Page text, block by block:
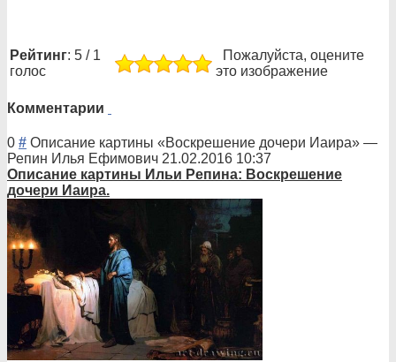
Рейтинг: 5 / 1
голос
Пожалуйста, оцените
это изображение
Комментарии
0 # Описание картины «Воскрешение дочери Иаира» —
Репин Илья Ефимович 21.02.2016 10:37
Описание картины Ильи Репина: Воскрешение
дочери Иаира.